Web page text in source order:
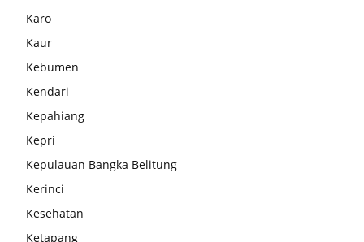
Karo
Kaur
Kebumen
Kendari
Kepahiang
Kepri
Kepulauan Bangka Belitung
Kerinci
Kesehatan
Ketapang